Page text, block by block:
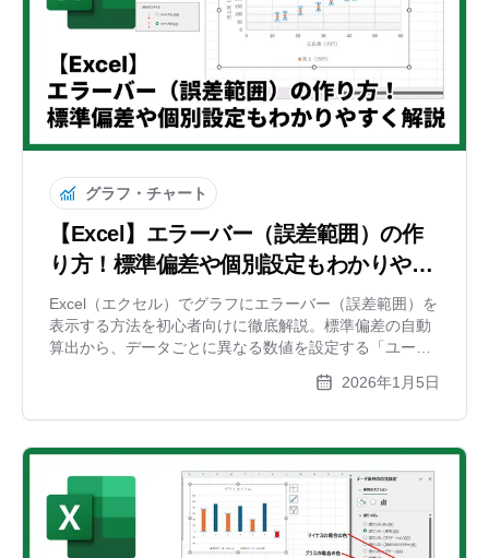
グラフ・チャート
【Excel】エラーバー（誤差範囲）の作
り方！標準偏差や個別設定もわかりやす
く解説
Excel（エクセル）でグラフにエラーバー（誤差範囲）を
表示する方法を初心者向けに徹底解説。標準偏差の自動
算出から、データごとに異なる数値を設定する「ユーザ
ー指定」の方法、見やすいデザイン調整まで網羅しま
2026年1月5日